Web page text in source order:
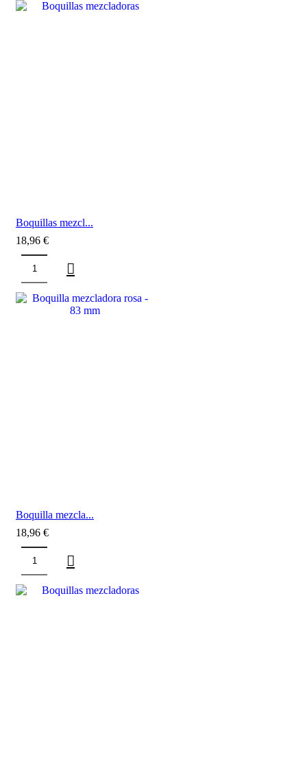
Boquillas mezcl...
18,96 €
Boquilla mezcla...
18,96 €